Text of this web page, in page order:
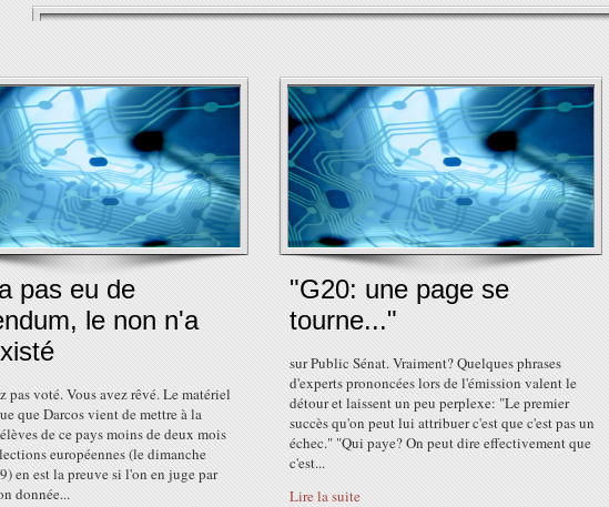
pas eu de
le non n'a
pas voté. Vous avez rêvé. Le matériel
que Darcos vient de mettre à la
de ce pays moins de deux mois
européennes (le dimanche
en est la preuve si l'on en juge par
donnée...
"G20: une page se
tourne..."
sur Public Sénat. Vraiment? Quelques phrases
d'experts prononcées lors de l'émission valent le
détour et laissent un peu perplexe: "Le premier
succès qu'on peut lui attribuer c'est que c'est pas un
échec." "Qui paye? On peut dire effectivement que
c'est...
Lire la suite